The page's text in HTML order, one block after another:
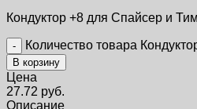
Кондуктор +8 для Спайсер и
Количество товара
В корзину
Цена
27.72 руб.
Описание